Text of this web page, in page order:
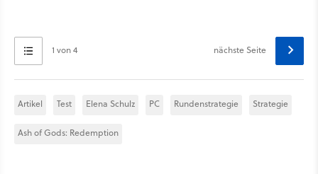
1 von 4 nächste Seite
Artikel Test Elena Schulz PC Rundenstrategie Strategie
Ash of Gods: Redemption